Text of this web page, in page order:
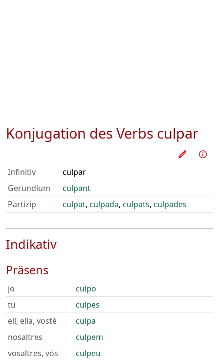
Konjugation des Verbs culpar
Verb
Infinitiv
culpar
Gerundium
culpant
Partizip
culpat, culpada, culpats, culpades
Indikativ
Präsens
jo
culpo
tu
culpes
ell, ella, vostè
culpa
nosaltres
culpem
vosaltres, vós
culpeu